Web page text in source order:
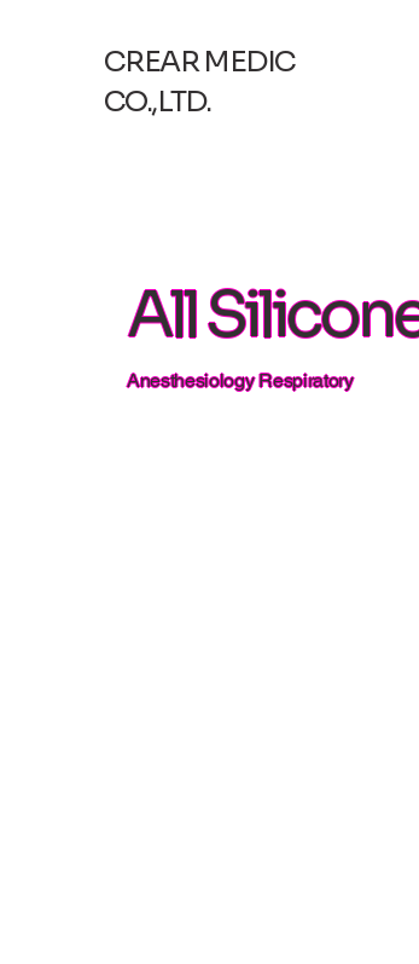
CREAR MEDIC
CO.,LTD.
All
Anesthesiology Respiratory